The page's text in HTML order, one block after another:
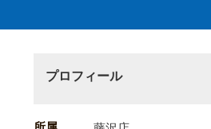
プロフィール